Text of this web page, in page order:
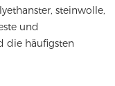
steinwolle,
und
die häufigsten